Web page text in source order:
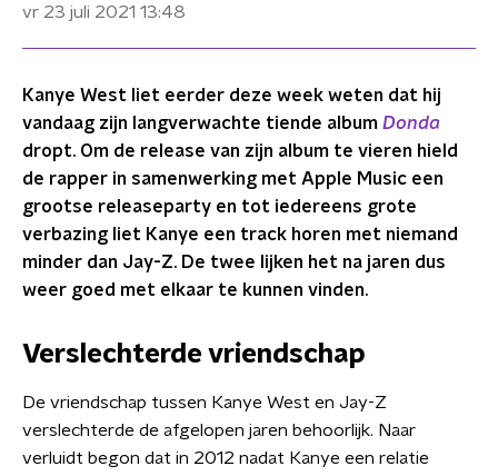
vr 23 juli 2021 13:48
Kanye West liet eerder deze week weten dat hij
vandaag zijn langverwachte tiende album Donda
dropt. Om de release van zijn album te vieren hield
de rapper in samenwerking met Apple Music een
grootse releaseparty en tot iedereens grote
verbazing liet Kanye een track horen met niemand
minder dan Jay-Z. De twee lijken het na jaren dus
weer goed met elkaar te kunnen vinden.
Verslechterde vriendschap
De vriendschap tussen Kanye West en Jay-Z
verslechterde de afgelopen jaren behoorlijk. Naar
verluidt begon dat in 2012 nadat Kanye een relatie